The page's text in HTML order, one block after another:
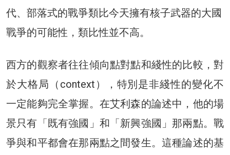
代、部落式的戰爭類比今天擁有核子武器的大國
戰爭的可能性，類比性並不高。
西方的觀察者往往傾向點對點和綫性的比較，對
於大格局（context），特別是非綫性的變化不
一定能夠完全掌握。在艾利森的論述中，他的場
景只有「既有強國」和「新興強國」那兩點。戰
爭與和平都會在那兩點之間發生。這種論述的基